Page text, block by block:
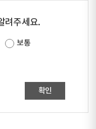
려주세요.
보통
확인